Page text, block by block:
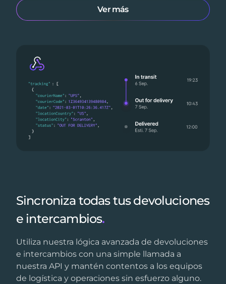
Ver más
Sincroniza todas tus devoluciones
e intercambios.
Utiliza nuestra lógica avanzada de devoluciones
e intercambios con una simple llamada a
nuestra API y mantén contentos a los equipos
de logística y operaciones sin esfuerzo alguno.